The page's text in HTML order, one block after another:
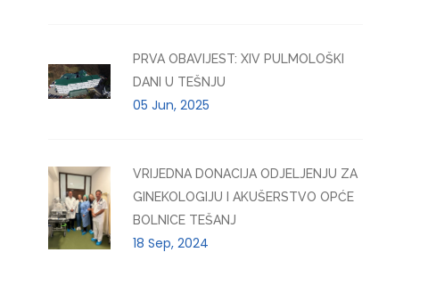
PRVA OBAVIJEST: XIV PULMOLOŠKI
DANI U TEŠNJU
05 Jun, 2025
VRIJEDNA DONACIJA ODJELJENJU ZA
GINEKOLOGIJU I AKUŠERSTVO OPĆE
BOLNICE TEŠANJ
18 Sep, 2024